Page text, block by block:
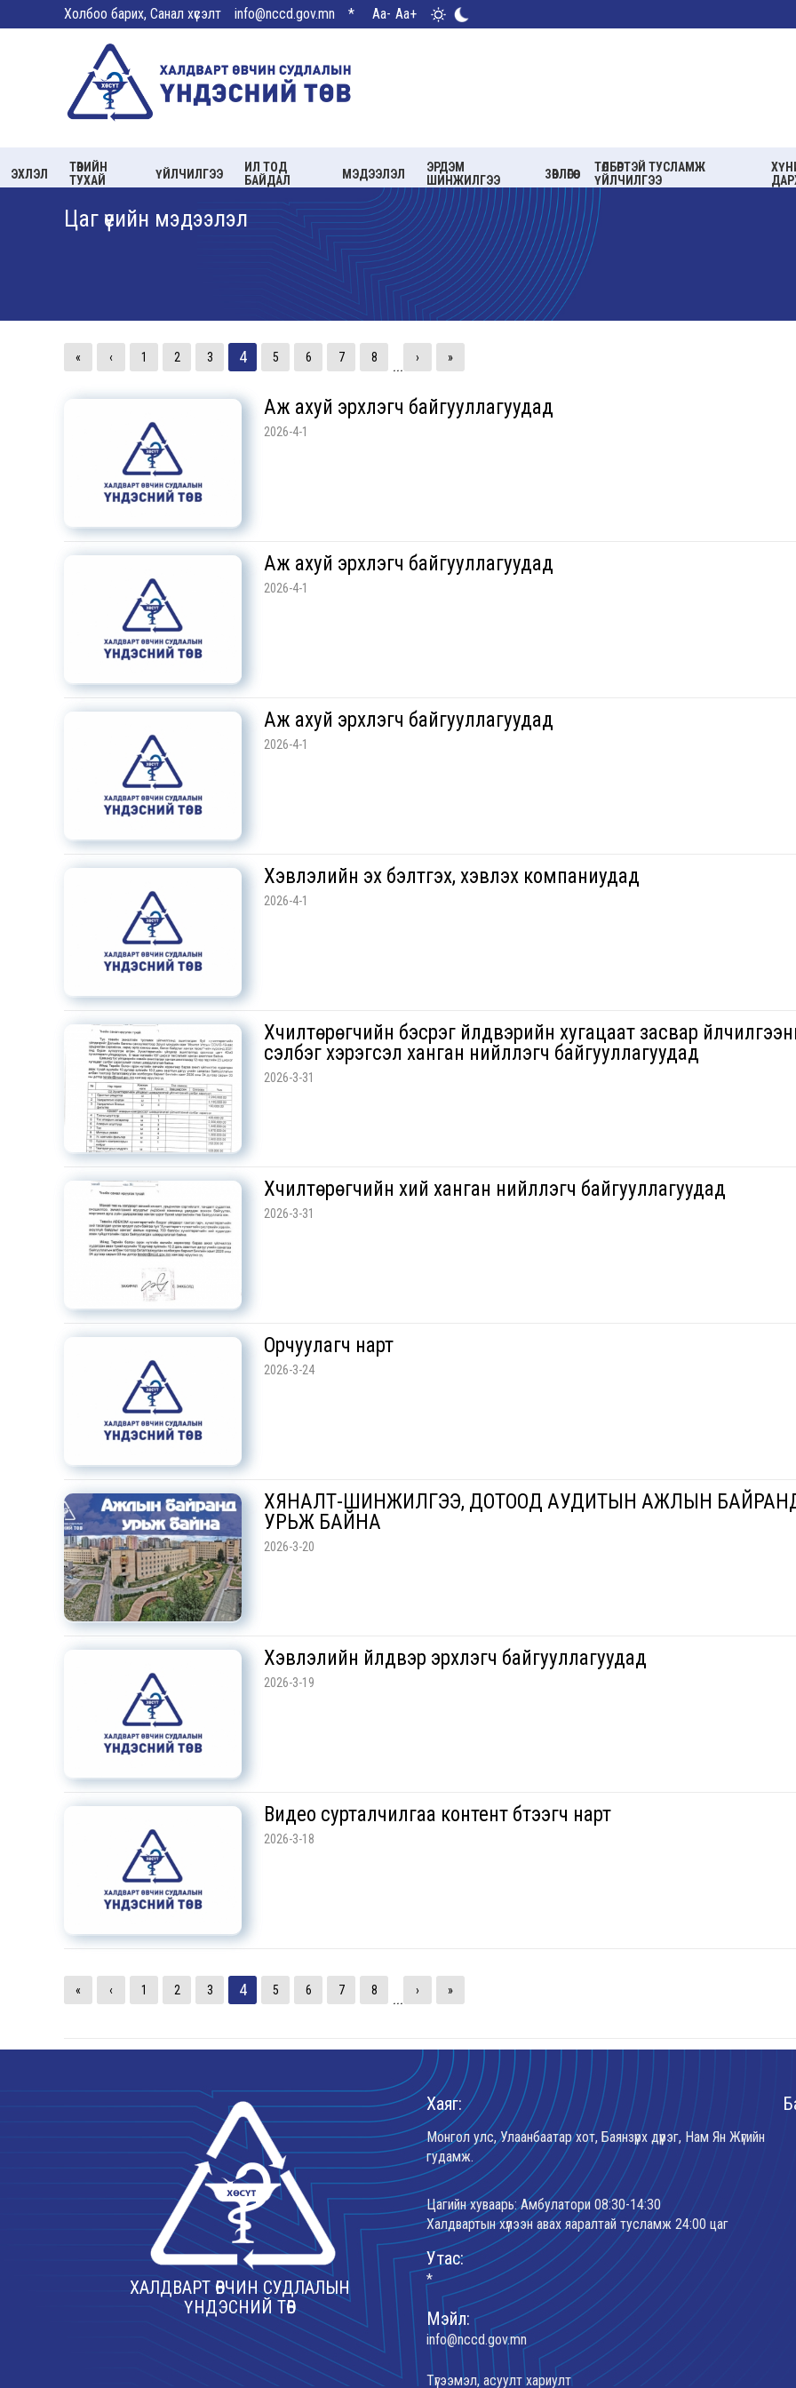
Холбоо барих, Санал хүсэлт info@nccd.gov.mn * Aa- Aa+
ЭХЛЭЛ
ТӨВИЙН
ТУХАЙ
ҮЙЛЧИЛГЭЭ
ИЛ ТОД
БАЙДАЛ
МЭДЭЭЛЭЛ
ЭРДЭМ
ШИНЖИЛГЭЭ
ЗӨВЛӨГӨӨ
ТӨЛБӨРТЭЙ ТУСЛАМЖ
ҮЙЛЧИЛГЭЭ
Цаг үеийн мэдээлэл
« ‹ 1 2 3 4 5 6 7 8
...
› »
Аж ахуй эрхлэгч байгууллагуудад
2026-4-1
Аж ахуй эрхлэгч байгууллагуудад
2026-4-1
Аж ахуй эрхлэгч байгууллагуудад
2026-4-1
Хэвлэлийн эх бэлтгэх, хэвлэх компаниудад
2026-4-1
Хүчилтөрөгчийн бэсрэг үйлдвэрийн хугацаат засвар
сэлбэг хэрэгсэл ханган нийлүүлэгч байгууллагуудад
2026-3-31
Хүчилтөрөгчийн хий ханган нийлүүлэгч байгууллагуудад
2026-3-31
Орчуулагч нарт
2026-3-24
ХЯНАЛТ-ШИНЖИЛГЭЭ, ДОТООД АУДИТЫН АЖЛЫН
УРЬЖ БАЙНА
2026-3-20
Хэвлэлийн үйлдвэр эрхлэгч байгууллагуудад
2026-3-19
Видео сурталчилгаа контент бүтээгч нарт
2026-3-18
« ‹ 1 2 3 4 5 6 7 8
...
› »
ХАЛДВАРТ ӨВЧИН СУДЛАЛЫН
ҮНДЭСНИЙ ТӨВ
Хаяг:
Монгол улс, Улаанбаатар хот, Баянзүрх дүүрэг, Нам Ян Жүгийн
гудамж.
Цагийн хуваарь: Амбулатори 08:30-14:30
Халдвартын хүлээн авах яаралтай тусламж 24:00 цаг
Утас:
*
Мэйл:
info@nccd.gov.mn
Түгээмэл, асуулт хариулт